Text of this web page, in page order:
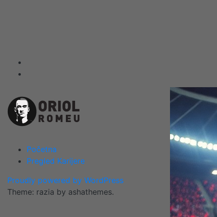
Početna
Pregled Karijere
Proudly powered by WordPress
Theme: razia by ashathemes.